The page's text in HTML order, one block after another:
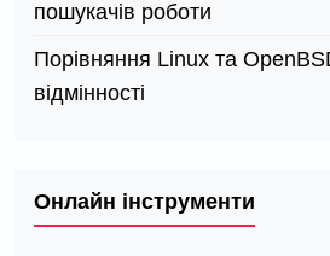
пошукачів роботи
Порівняння Linux та
відмінності
Онлайн інструменти